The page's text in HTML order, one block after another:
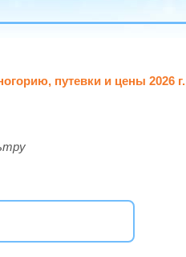
путевки и цены 2026 г.